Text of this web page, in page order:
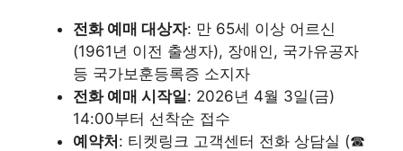
전화 예매 대상자: 만 65세 이상 어르신
(1961년 이전 출생자), 장애인, 국가유공자
등 국가보훈등록증 소지자
전화 예매 시작일: 2026년 4월 3일(금)
14:00부터 선착순 접수
예약처: 티켓링크 고객센터 전화 상담실 (☎